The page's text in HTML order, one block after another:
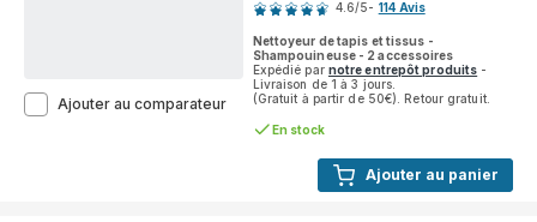
accessoires
Ajouter au panier
4.6/5- 114 Avis
Nettoyeur de tapis et tissus -
Shampouineuse - 2 accessoires
Expédié par notre entrepôt produits -
Livraison de 1 à 3 jours.
(Gratuit à partir de 50€). Retour gratuit.
En stock
Ajouter au comparateurClean